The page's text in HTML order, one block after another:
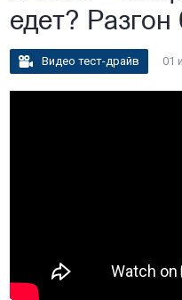
едет? Разгон
Видео тест-драйв 01